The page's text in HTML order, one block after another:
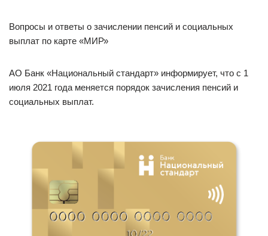
Вопросы и ответы о зачислении пенсий и социальных
выплат по карте «МИР»
АО Банк «Национальный стандарт» информирует, что с 1
июля 2021 года меняется порядок зачисления пенсий и
социальных выплат.